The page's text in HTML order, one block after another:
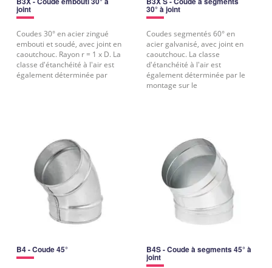
joint
Coudes 30° en acier zingué
embouti et soudé, avec joint en
caoutchouc. Rayon r = 1 x D. La
classe d'étanchéité à l'air est
également déterminée par
30° à joint
Coudes segmentés 60° en
acier galvanisé, avec joint en
caoutchouc. La classe
d'étanchéité à l'air est
également déterminée par le
montage sur le
B4 - Coude 45° B4S - Coude à segments 45° à
joint